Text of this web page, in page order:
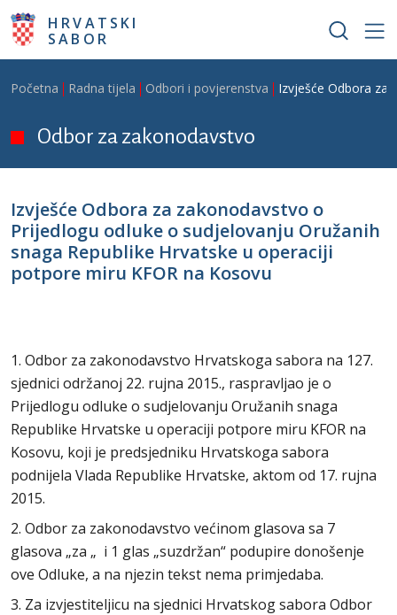
Skoči na glavni sadržaj
HRVATSKI
SABOR
Breadcrumb
Početna Radna tijela Odbori i povjerenstva Izvješće Odbora za
Odbor za zakonodavstvo
Izvješće Odbora za zakonodavstvo o
Prijedlogu odluke o sudjelovanju Oružanih
snaga Republike Hrvatske u operaciji
potpore miru KFOR na Kosovu
1. Odbor za zakonodavstvo Hrvatskoga sabora na 127.
sjednici održanoj 22. rujna 2015., raspravljao je o
Prijedlogu odluke o sudjelovanju Oružanih snaga
Republike Hrvatske u operaciji potpore miru KFOR na
Kosovu, koji je predsjedniku Hrvatskoga sabora
podnijela Vlada Republike Hrvatske, aktom od 17. rujna
2015.
2. Odbor za zakonodavstvo većinom glasova sa 7
glasova „za „ i 1 glas „suzdržan“ podupire donošenje
ove Odluke, a na njezin tekst nema primjedaba.
3. Za izvjestiteljicu na sjednici Hrvatskog sabora Odbor